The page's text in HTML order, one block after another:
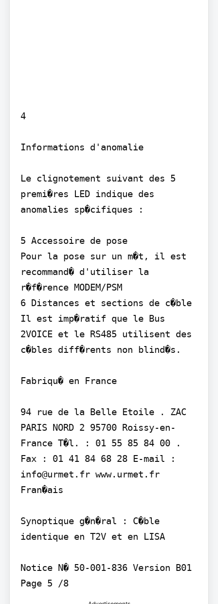
4
Informations d'anomalie
Le clignotement suivant des 5
premi�res LED indique des
anomalies sp�cifiques :
5 Accessoire de pose
Pour la pose sur un m�t, il est
recommand� d'utiliser la
r�f�rence MODEM/PSM
6 Distances et sections de c�ble
Il est imp�ratif que le Bus
2VOICE et le RS485 utilisent des
c�bles diff�rents non blind�s.
Fabriqu� en France
94 rue de la Belle Etoile . ZAC
PARIS NORD 2 95700 Roissy-en-
France T�l. : 01 55 85 84 00 .
Fax : 01 41 84 68 28 E-mail :
info@urmet.fr www.urmet.fr
Fran�ais
Synoptique g�n�ral : C�ble
identique en T2V et en LISA
Notice N� 50-001-836 Version B01
Page 5 /8